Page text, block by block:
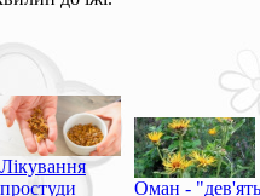
Лікування
простуди
Оман - "дев'ять